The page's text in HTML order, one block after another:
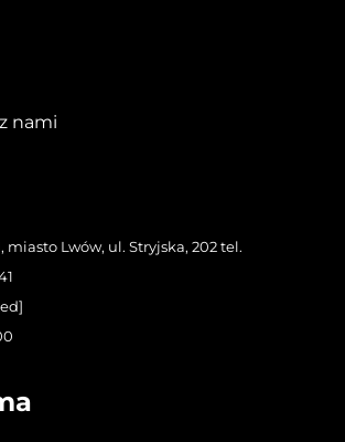
nami
miasto Lwów, ul. Stryjska, 202 tel.